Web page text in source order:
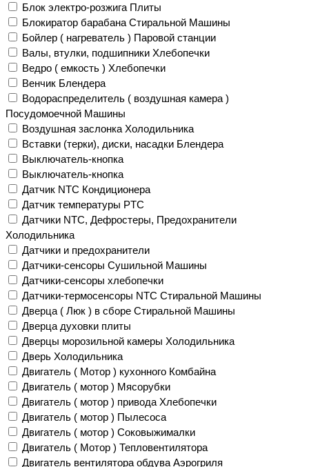
Блок электро-розжига Плиты
Блокиратор барабана Стиральной Машины
Бойлер ( нагреватель ) Паровой станции
Валы, втулки, подшипники Хлебопечки
Ведро ( емкость ) Хлебопечки
Венчик Блендера
Водораспределитель ( воздушная камера )
Посудомоечной Машины
Воздушная заслонка Холодильника
Вставки (терки), диски, насадки Блендера
Выключатель-кнопка
Выключатель-кнопка
Датчик NTC Кондиционера
Датчик температуры PTC
Датчики NTC, Дефростеры, Предохранители
Холодильника
Датчики и предохранители
Датчики-сенсоры Сушильной Машины
Датчики-сенсоры хлебопечки
Датчики-термосенсоры NTC Стиральной Машины
Дверца ( Люк ) в сборе Стиральной Машины
Дверца духовки плиты
Дверцы морозильной камеры Холодильника
Дверь Холодильника
Двигатель ( Мотор ) кухонного Комбайна
Двигатель ( мотор ) Мясорубки
Двигатель ( мотор ) привода Хлебопечки
Двигатель ( мотор ) Пылесоса
Двигатель ( мотор ) Соковыжималки
Двигатель ( Мотор ) Тепловентилятора
Двигатель вентилятора обдува Аэрогриля